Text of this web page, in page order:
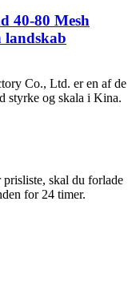
40-80 Mesh
landskab
Co., Ltd. er en af ​​de
styrke og skala i Kina.
skal du forlade
for 24 timer.